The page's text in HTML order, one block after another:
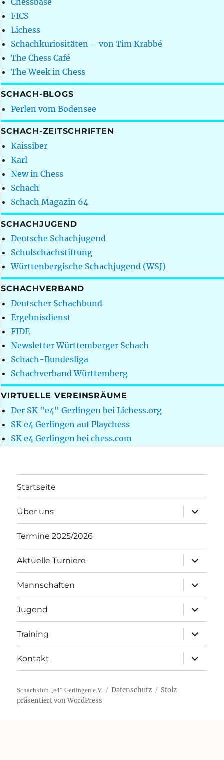
FICS
Lichess
Schachkuriositäten – von Tim Krabbé
The Chess Café
The Week in Chess
SCHACH-BLOGS
Perlen vom Bodensee
SCHACH-ZEITSCHRIFTEN
Kaissiber
Karl
New in Chess
Schach
Schach Magazin 64
SCHACHJUGEND
Deutsche Schachjugend
Schulschachstiftung
Württenbergische Schachjugend (WSJ)
SCHACHVERBAND
Deutscher Schachbund
Ergebnisdienst
FIDE
Newsletter Württemberger Schach
Schach-Bundesliga
Schachverband Württemberg
VIRTUELLE VEREINSRÄUME
Der SK "e4" Gerlingen bei Lichess.org
SK e4 Gerlingen auf Playchess
SK e4 Gerlingen bei chess.com
Startseite
Über uns
öffnen
Termine 2025/2026
Aktuelle Turniere
öffnen
Mannschaften
öffnen
Jugend
öffnen
Training
öffnen
Kontakt
öffnen
Schachklub „e4“ Gerlingen e.V. Datenschutz
Stolz
präsentiert von WordPress